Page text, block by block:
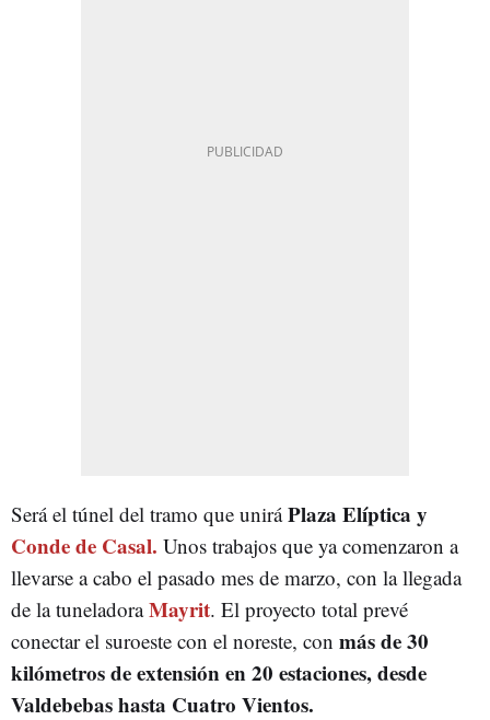
Será el túnel del tramo que uniráPlaza Elíptica y
Conde de Casal. Unos trabajos que ya comenzaron a
llevarse a cabo el pasado mes de marzo, con la llegada
de la tuneladoraMayrit. El proyecto total prevé
conectar el suroeste con el noreste, con más de 30
kilómetros de extensión en 20 estaciones, desde
Valdebebas hasta Cuatro Vientos.